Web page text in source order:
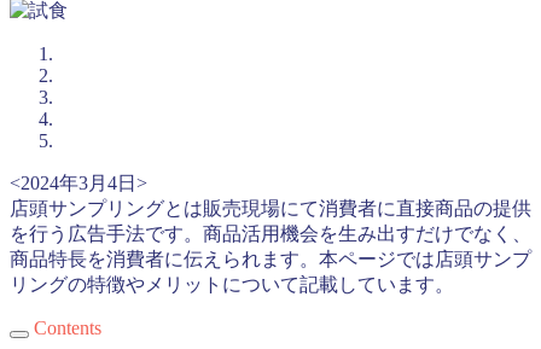
<2024年3月4日>
店頭サンプリングとは販売現場にて消費者に直接商品の提供
を行う広告手法です。商品活用機会を生み出すだけでなく、
商品特長を消費者に伝えられます。本ページでは店頭サンプ
リングの特徴やメリットについて記載しています。
Contents